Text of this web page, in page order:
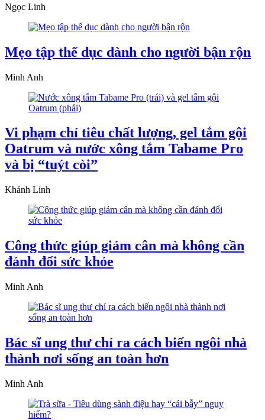
Ngọc Linh
Mẹo tập thể dục dành cho người bận rộn
Minh Anh
Vi phạm chỉ tiêu chất lượng, gel tắm gội
Oatrum và nước xông tắm Tabame Pro
và bị “tuýt còi”
Khánh Linh
Công thức giúp giảm cân mà không cần
đánh đổi sức khỏe
Minh Anh
Bác sĩ ung thư chỉ ra cách biến ngôi nhà
thành nơi sống an toàn hơn
Minh Anh